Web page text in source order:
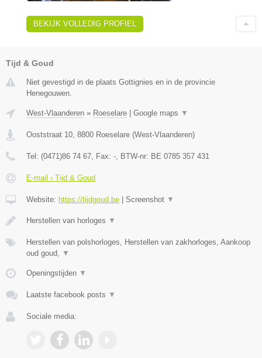
BEKIJK VOLLEDIG PROFIEL
Tijd & Goud
Niet gevestigd in de plaats Gottignies en in de provincie
Henegouwen.
West-Vlaanderen » Roeselare | Google maps ▼
Ooststraat 10 8800 Roeselare (West-Vlaanderen)
Tel: (0471)86 74 67 , Fax: - , BTW-nr: BE 0785 357 431
E-mail › Tijd & Goud
Website: https://tijdgoud.be | Screenshot ▼
Herstellen van horloges ▼
Herstellen van polshorloges, Herstellen van zakhorloges, Aankoop
oud goud,
▼
Openingstijden ▼
Laatste facebook posts ▼
Sociale media: